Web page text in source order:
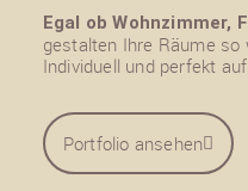
Egal ob Wohnzimmer,
gestalten Ihre Räume
Individuell und perfekt
Portfolio ansehen